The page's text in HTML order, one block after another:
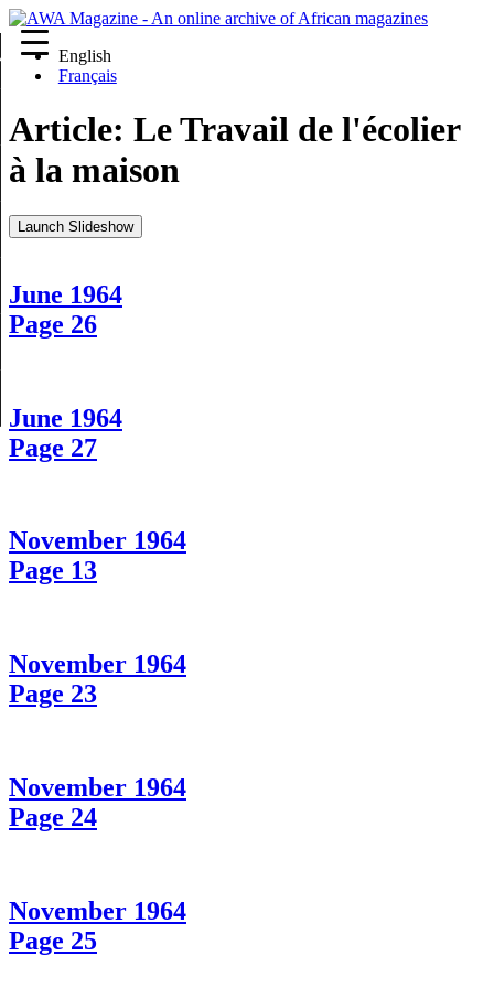
English
Français
Article: Le Travail de l'écolier
à la maison
Launch Slideshow
June 1964
Page 26
June 1964
Page 27
November 1964
Page 13
November 1964
Page 23
November 1964
Page 24
November 1964
Page 25